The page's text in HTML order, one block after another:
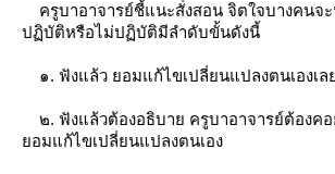
ครูบาอาจารย์ชี้แนะสั่งสอน จิตใจบางคนจ
ปฏิบัติหรือไม่ปฏิบัติมีลำดับขั้นดังนี้
๑. ฟังแล้ว ยอมแก้ไขเปลี่ยนแปลงตนเองเ
๒. ฟังแล้วต้องอธิบาย ครูบาอาจารย์ต้องคอ
อมแก้ไขเปลี่ยนแปลงตนเอง